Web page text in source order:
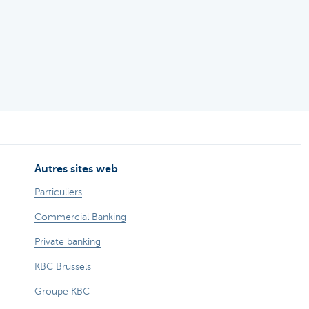
Autres sites web
Particuliers
Commercial Banking
Private banking
KBC Brussels
Groupe KBC